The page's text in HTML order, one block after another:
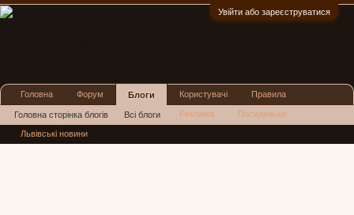
Увійти або зареєструватися
Головна Форум Блоги
Головна сторінка блогів Всі блоги
Користувачі Правила
Реклама Посиденьки
Львівські новини